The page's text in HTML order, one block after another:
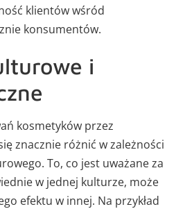
klientów wśród
konsumentów.
i
kosmetyków przez
znacznie różnić w zależności
To, co jest uważane za
w jednej kulturze, może
efektu w innej. Na przykład